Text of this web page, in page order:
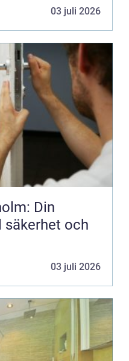
03 juli 2026
Din
säkerhet och
03 juli 2026